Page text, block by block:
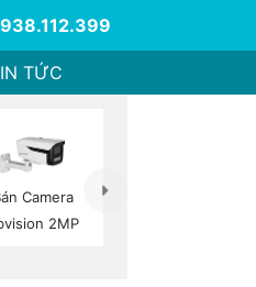
TỨC
Camera
2MP